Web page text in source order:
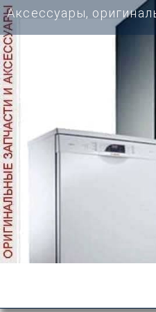
Перейти
к
содержимому
Аксессуары,